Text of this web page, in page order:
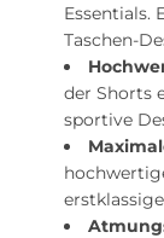
Essentials.
Taschen-
der Shorts
sportive